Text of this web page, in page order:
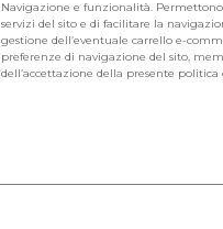
Navigazione e funzionalità.
servizi del sito e di facilitare la
gestione dell’eventuale carrello e-
preferenze di navigazione del sito,
dell’accettazione della presente politica